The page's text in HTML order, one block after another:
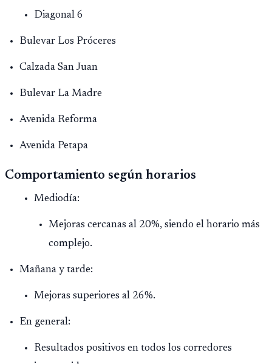
Diagonal 6
Bulevar Los Próceres
Calzada San Juan
Bulevar La Madre
Avenida Reforma
Avenida Petapa
Comportamiento según horarios
Mediodía:
Mejoras cercanas al 20%, siendo el horario más
complejo.
Mañana y tarde:
Mejoras superiores al 26%.
En general:
Resultados positivos en todos los corredores